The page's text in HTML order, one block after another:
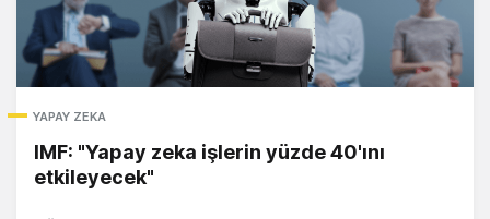
YAPAY ZEKA
IMF: "Yapay zeka işlerin yüzde 40'ını
etkileyecek"